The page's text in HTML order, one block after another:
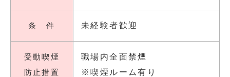
条 件 未経験者歓迎
受動喫煙
防止措置
職場内全面禁煙
※喫煙ルーム有り